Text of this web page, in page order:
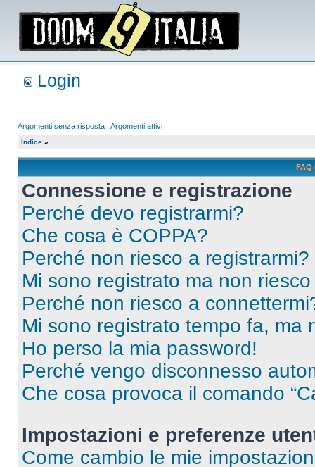
Login
Argomenti senza risposta | Argomenti attivi
Indice »
FAQ
Connessione e registrazione
Perché devo registrarmi?
Che cosa è COPPA?
Perché non riesco a registrarmi?
Mi sono registrato ma non
Perché non riesco a
Mi sono registrato tempo fa, ma
Ho perso la mia password!
Perché vengo disconnesso
Che cosa provoca il comando
Impostazioni e preferenze
Come cambio le mie